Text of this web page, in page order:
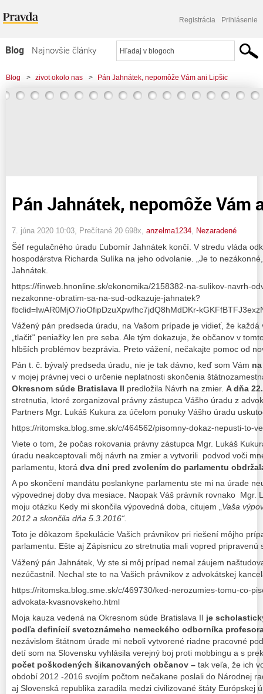
Registrácia Prihlásenie
Blog
Najnovšie články
Najčítanejšie články
Najkomentovanejšie články
Blog > zivot okolo nas > Pán Jahnátek, nepomôže Vám ani Lipšic
Pán Jahnátek, nepomôže Vám
7. júna 2020 10:03 , Prečítané 20 698x, anzelma1234 Nezaradené
Šéf regulačného úradu Ľubomír Jahnátek končí. V stredu vláda
hospodárstva Richarda Sulíka na jeho odvolanie. „Je to
Jahnátek.
https://finweb.hnonline.sk/ekonomika/2158382-na-sulikov-navrh-
nezakonne-obratim-sa-na-sud-odkazuje-jahnatek?
fbclid=IwAR0MjO7ioOfipDzuXpwfhc7jdQ8hMdDKr-
Vážený pán predseda úradu, na Vašom prípade je vidieť, že
„tlačiť“ peniažky len pre seba. Ale tým dokazuje, že občanov v
hlbších problémov bezprávia. Preto vážení, nečakajte pomoc od
Pán t. č. bývalý predseda úradu, nie je tak dávno, keď som Vám
v mojej právnej veci o určenie neplatnosti skončenia
Okresnom súde Bratislava II predložila Návrh na zmier. A dňa
stretnutia, ktoré zorganizoval právny zástupca Vášho úradu z
Partners Mgr. Lukáš Kukura za účelom ponuky Vášho úradu
https://ritomska.blog.sme.sk/c/464562/pisomny-dokaz-nepusti-to-
Viete o tom, že počas rokovania právny zástupca Mgr. Lukáš
úradu neakceptovali môj návrh na zmier a vytvorili podvod voči
parlamentu, ktorá dva dni pred zvolením do parlamentu
A po skončení mandátu poslankyne parlamentu ste mi na úrade
výpovednej doby dva mesiace. Naopak Váš právnik rovnako Mgr.
moju otázku Kedy mi skončila výpovedná doba, citujem „Vaša
2012 a skončila dňa 5.3.2016“.
Toto je dôkazom špekulácie Vašich právnikov pri riešení môjho
parlamentu. Ešte aj Zápisnicu zo stretnutia mali vopred pripravenú
Vážený pán Jahnátek, Vy ste si môj prípad nemal záujem
nezúčastnil. Nechal ste to na Vašich právnikov z advokátskej
https://ritomska.blog.sme.sk/c/469730/ked-nerozumies-tomu-co-
advokata-kvasnovskeho.html
Moja kauza vedená na Okresnom súde Bratislava II je
podľa definícií svetoznámeho nemeckého odborníka
nezávislom štátnom úrade mi neboli vytvorené riadne pracovné
detí som na Slovensku vyhlásila verejný boj proti mobbingu a s
počet poškodených šikanovaných občanov – tak veľa, že ich
období 2012 -2016 svojím počtom nečakane poslali do Národnej
aj Slovenská republika zaradila medzi civilizované štáty Európskej